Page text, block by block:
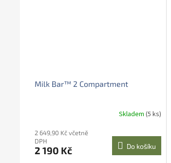
Milk Bar™ 2 Compartment
Skladem (5 ks)
2 649,90 Kč včetně
DPH
2 190 Kč Do košíku